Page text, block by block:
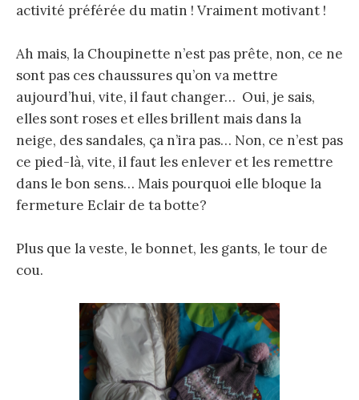
activité préférée du matin ! Vraiment motivant !
Ah mais, la Choupinette n’est pas prête, non, ce ne
sont pas ces chaussures qu’on va mettre
aujourd’hui, vite, il faut changer… Oui, je sais,
elles sont roses et elles brillent mais dans la
neige, des sandales, ça n’ira pas… Non, ce n’est pas
ce pied-là, vite, il faut les enlever et les remettre
dans le bon sens… Mais pourquoi elle bloque la
fermeture Eclair de ta botte?
Plus que la veste, le bonnet, les gants, le tour de
cou.